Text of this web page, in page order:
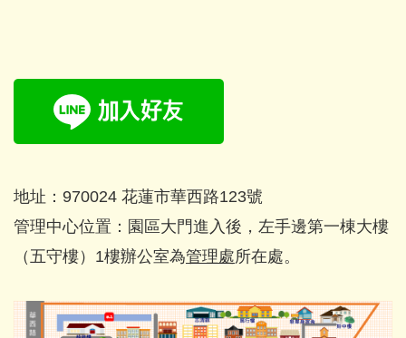
地址：970024 花蓮市華西路123號
管理中心位置：園區大門進入後，左手邊第一棟大樓
（五守樓）1樓辦公室為管理處所在處。